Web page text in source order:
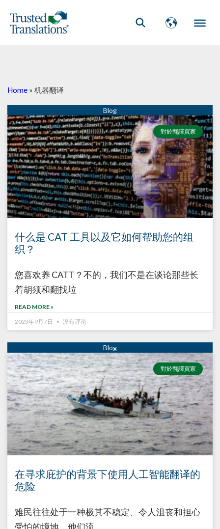
Home » 机器翻译
對於翻譯買家
什么是 CAT 工具以及它如何帮助您的组
织？
您喜欢养 CATT？不的，我们不是在谈论那些长
着胡须和翻找垃
READ MORE »
2023年9月7日
没有评论
對於翻譯買家
在寻求庇护的背景下使用人工智能翻译的
危险
难民往往处于一种极其不稳定、令人沮丧和担心
受怕的境地。他们流